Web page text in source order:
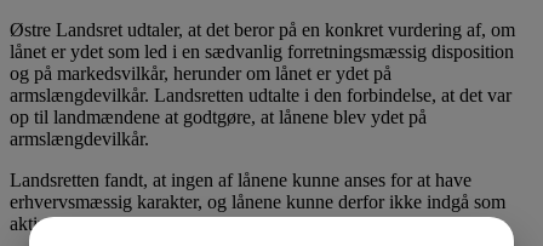
Østre Landsret udtaler, at det beror på en konkret vurdering af, om
lånet er ydet som led i en sædvanlig forretningsmæssig disposition
og på markedsvilkår, herunder om lånet er ydet på
armslængdevilkår. Landsretten udtalte i den forbindelse, at det var
op til landmændene at godtgøre, at lånene blev ydet på
armslængdevilkår.
Landsretten fandt, at ingen af lånene kunne anses for at have
erhvervsmæssig karakter, og lånene kunne derfor ikke indgå som
aktiver i landmændenes virksomhedsskatteordninger.